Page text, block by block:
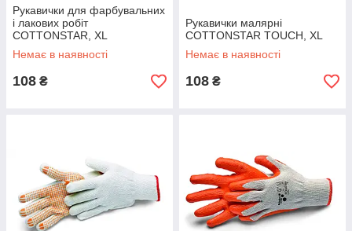
Рукавички для фарбувальних
і лакових робіт
COTTONSTAR, XL
Немає в наявності
108 ₴
Рукавички малярні
COTTONSTAR TOUCH, ХL
Немає в наявності
108 ₴